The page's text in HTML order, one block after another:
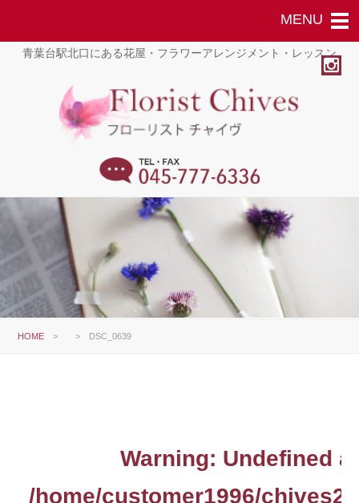
青葉台駅北口にある花屋・フラワーアレンジメント・レッスン
HOME > > DSC_0639
Warning: Undefined
/home/customer1996/